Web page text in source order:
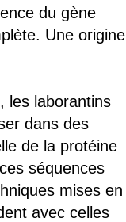
du gène
Une origine
les laborantins
dans des
de la protéine
séquences
mises en
avec celles